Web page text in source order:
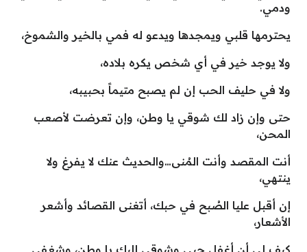
ودمي.
يحترمها قلبي ويمجدها ويدعو له فمي بالخير والشموخ،
ولا يوجد خير في أي شخص يكره بلاده،
ولا في حليف الحب إن لم يصبح متيماً بحبيبه،
حتى وإن زاد لك شوقي يا وطن، وإن تعرضت لأصعب
المحن،
أنت المقصد وأنت المُنى…والحديث عنك لا يفرغ ولا
ينتهي،
إن أقبل عليا الصُبح في حبك، أتغنى القصائد وأشعر
الأشعار،